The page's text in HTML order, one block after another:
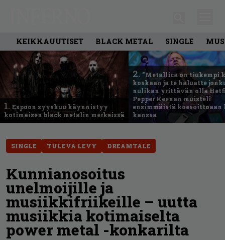
KEIKKAUUTISET BLACK METAL SINGLE
1. Espoon syyskuu käynnistyy
kotimaisen black metalin merkeissä
2. ”Metallica on tiukempi
koskaan ja te haluatte
nulikan yrittävän olla
Pepper Keenan muisteli
ensimmäistä
kanssa
SINGLE TULEVA LEVY DREAMTALE
Kunnianosoitus
unelmoijille ja
musiikkifriikeille – uutta
musiikkia kotimaiselta
power metal -konkarilta